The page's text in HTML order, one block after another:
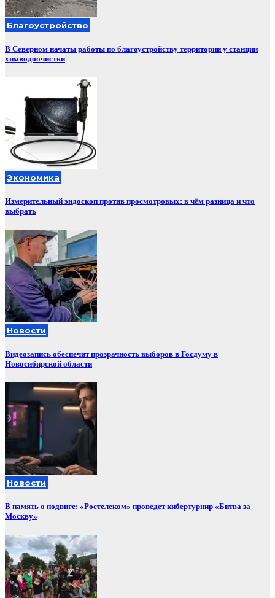
Благоустройство
В Северном начаты работы по благоустройству территории у станции
химводоочистки
Экономика
Измерительный эндоскоп против просмотровых: в чём разница и что
выбрать
Новости
Видеозапись обеспечит прозрачность выборов в Госдуму в
Новосибирской области
Новости
В память о подвиге: «Ростелеком» проведет кибертурнир «Битва за
Москву»